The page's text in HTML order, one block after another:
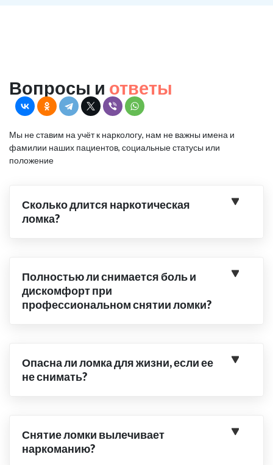
Вопросы и ответы
Мы не ставим на учёт к наркологу, нам не важны имена и
фамилии наших пациентов, социальные статусы или
положение
Сколько длится наркотическая
ломка?
Полностью ли снимается боль и
дискомфорт при
профессиональном снятии ломки?
Опасна ли ломка для жизни, если ее
не снимать?
Снятие ломки вылечивает
наркоманию?